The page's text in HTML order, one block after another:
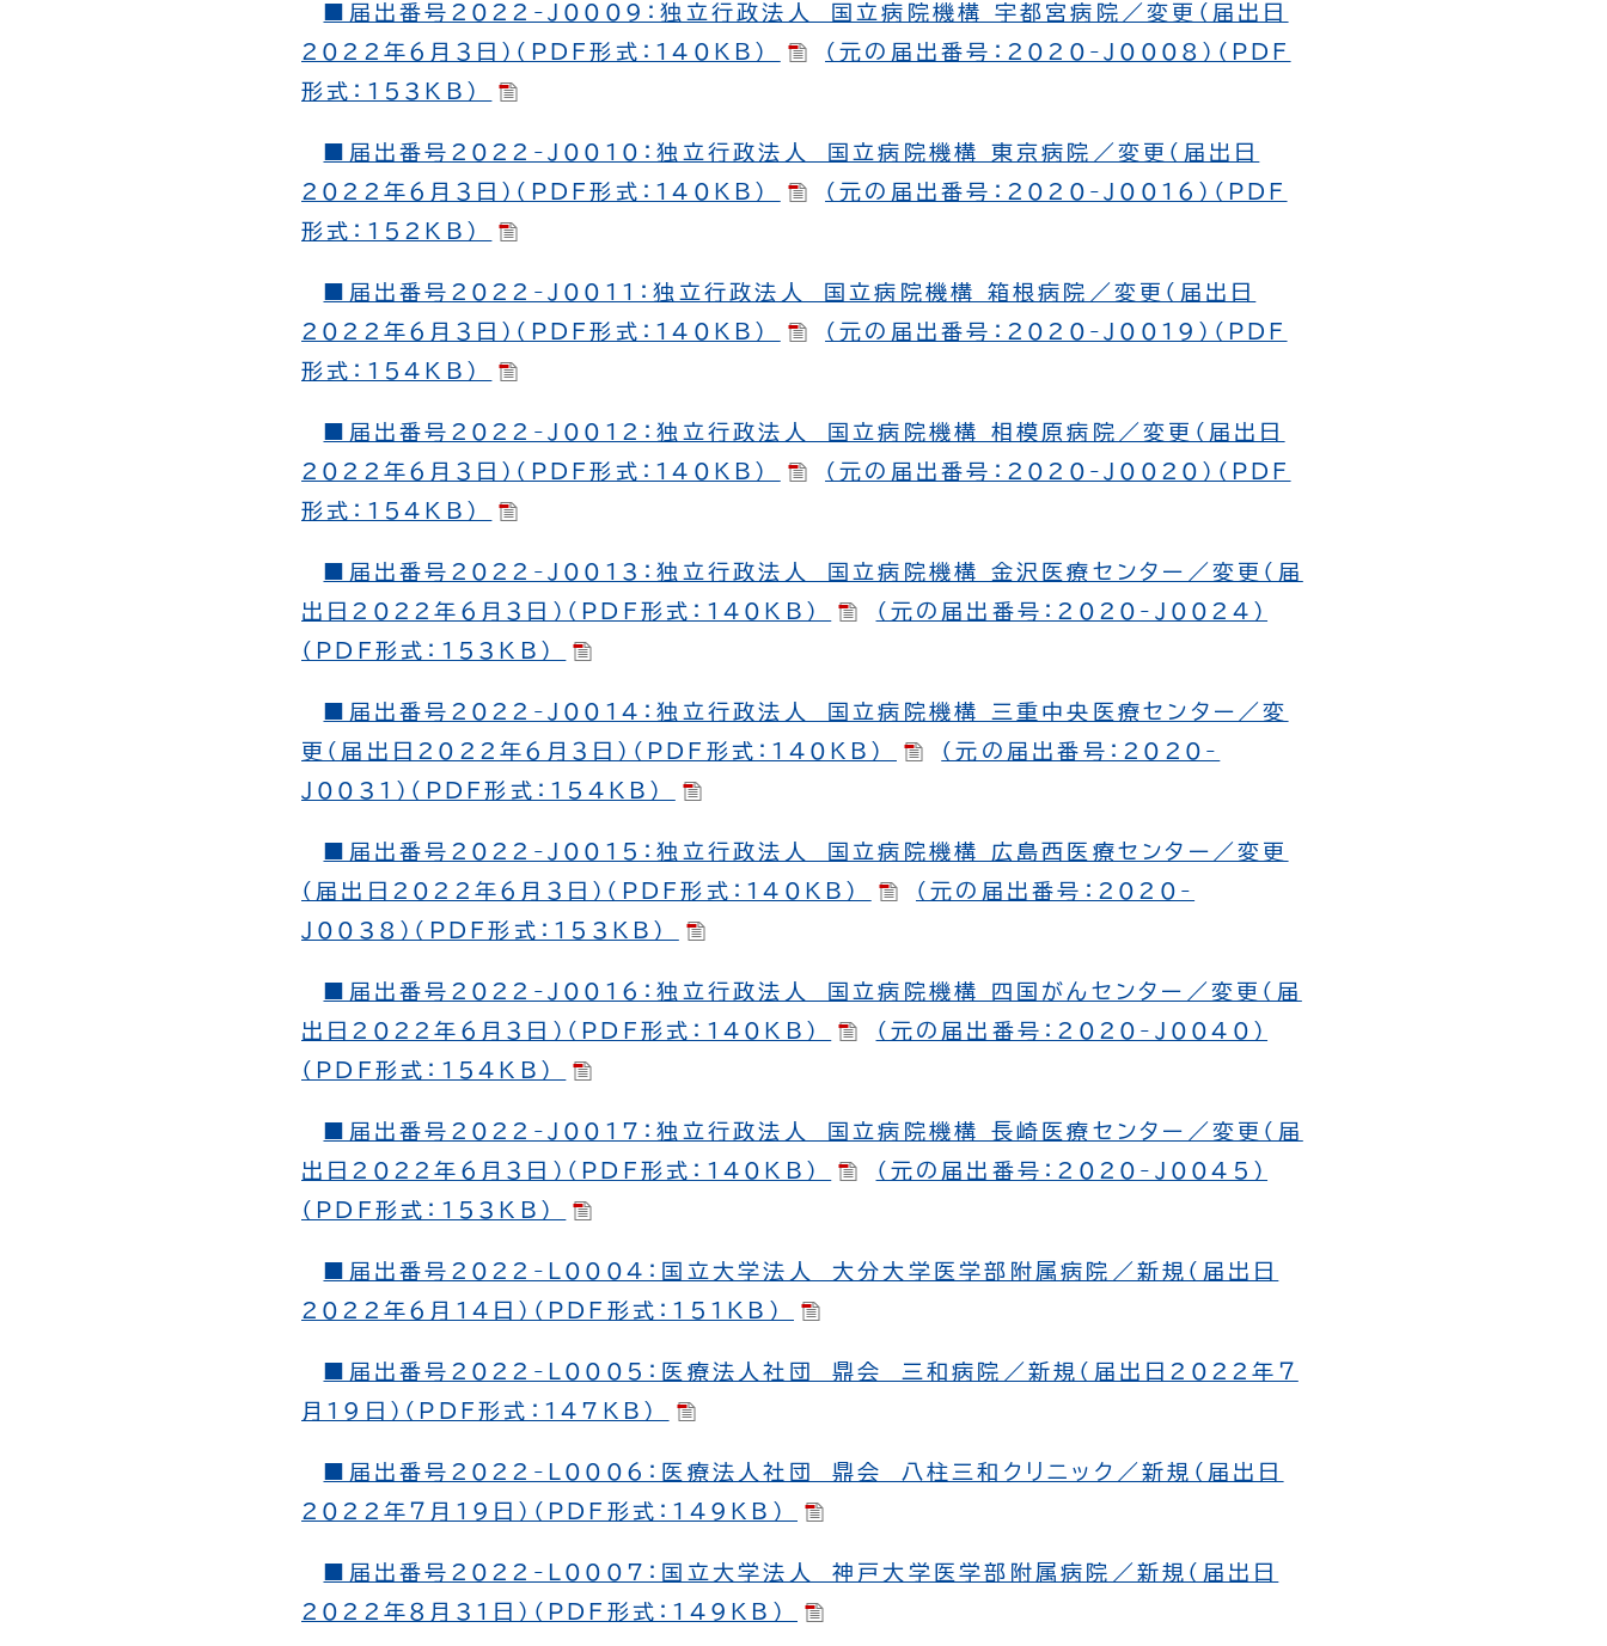
■届出番号2022-J0009：独立行政法人 国立病院機構 宇都宮病院／変更（届出日
2022年６月３日）（PDF形式：140KB）
（元の届出番号：2020-J0008）（PDF
形式：153KB）
■届出番号2022-J0010：独立行政法人 国立病院機構 東京病院／変更（届出日
2022年６月３日）（PDF形式：140KB）
（元の届出番号：2020-J0016）（PDF
形式：152KB）
■届出番号2022-J0011：独立行政法人 国立病院機構 箱根病院／変更（届出日
2022年６月３日）（PDF形式：140KB）
（元の届出番号：2020-J0019）（PDF
形式：154KB）
■届出番号2022-J0012：独立行政法人 国立病院機構 相模原病院／変更（届出日
2022年６月３日）（PDF形式：140KB）
（元の届出番号：2020-J0020）（PDF
形式：154KB）
■届出番号2022-J0013：独立行政法人 国立病院機構 金沢医療センター／変更（届
出日2022年６月３日）（PDF形式：140KB）
（元の届出番号：2020-J0024）
（PDF形式：153KB）
■届出番号2022-J0014：独立行政法人 国立病院機構 三重中央医療センター／変
更（届出日2022年６月３日）（PDF形式：140KB）
（元の届出番号：2020-
J0031）（PDF形式：154KB）
■届出番号2022-J0015：独立行政法人 国立病院機構 広島西医療センター／変更
（届出日2022年６月３日）（PDF形式：140KB）
（元の届出番号：2020-
J0038）（PDF形式：153KB）
■届出番号2022-J0016：独立行政法人 国立病院機構 四国がんセンター／変更（届
出日2022年６月３日）（PDF形式：140KB）
（元の届出番号：2020-J0040）
（PDF形式：154KB）
■届出番号2022-J0017：独立行政法人 国立病院機構 長崎医療センター／変更（届
出日2022年６月３日）（PDF形式：140KB）
（元の届出番号：2020-J0045）
（PDF形式：153KB）
■届出番号2022-L0004：国立大学法人 大分大学医学部附属病院／新規（届出日
2022年６月14日）（PDF形式：151KB）
■届出番号2022-L0005：医療法人社団 鼎会 三和病院／新規（届出日2022年７
月19日）（PDF形式：147KB）
■届出番号2022-L0006：医療法人社団 鼎会 八柱三和クリニック／新規（届出日
2022年７月19日）（PDF形式：149KB）
■届出番号2022-L0007：国立大学法人 神戸大学医学部附属病院／新規（届出日
2022年８月31日）（PDF形式：149KB）